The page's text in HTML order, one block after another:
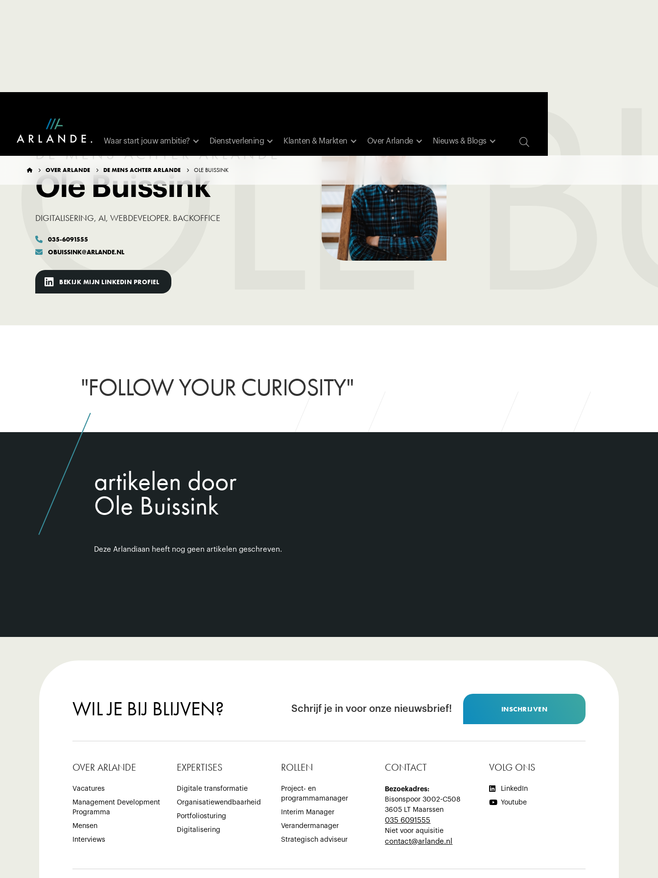
Waar start jouw ambitie? Dienstverlening Klanten & Markten Over Arlande Nieuws & Blogs 
  OVER ARLANDE  DE MENS ACHTER ARLANDE  OLE BUISSINK
DE MENS ACHTER ARLANDE
Ole Buissink
DIGITALISERING, AI, WEBDEVELOPER. BACKOFFICE
 035-6091555
 OBUISSINK@ARLANDE.NL
BEKIJK MIJN LINKEDIN PROFIEL
OLE
"FOLLOW YOUR CURIOSITY"
artikelen door
Ole Buissink
Deze Arlandiaan heeft nog geen artikelen geschreven.
WIL JE BIJ BLIJVEN? Schrijf je in voor onze nieuwsbrief! INSCHRIJVEN
OVER ARLANDE
Vacatures
Management Development
Programma
Mensen
Interviews
EXPERTISES
Digitale transformatie
Organisatiewendbaarheid
Portfoliosturing
Digitalisering
ROLLEN
Project- en
programmamanager
Interim Manager
Verandermanager
Strategisch adviseur
CONTACT
Bezoekadres:
Bisonspoor 3002-C508
3605 LT Maarssen
035 6091555
Niet voor aquisitie
‍contact@arlande.nl
VOLG ONS
 LinkedIn
 Youtube